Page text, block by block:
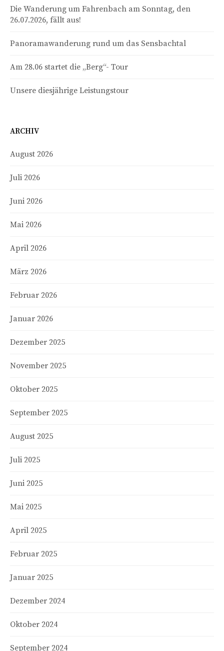
Die Wanderung um Fahrenbach am Sonntag, den
26.07.2026, fällt aus!
Panoramawanderung rund um das Sensbachtal
Am 28.06 startet die „Berg“- Tour
Unsere diesjährige Leistungstour
ARCHIV
August 2026
Juli 2026
Juni 2026
Mai 2026
April 2026
März 2026
Februar 2026
Januar 2026
Dezember 2025
November 2025
Oktober 2025
September 2025
August 2025
Juli 2025
Juni 2025
Mai 2025
April 2025
Februar 2025
Januar 2025
Dezember 2024
Oktober 2024
September 2024